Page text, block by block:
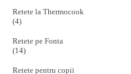
Retete la Thermocook
(4)
Retete pe Fonta
(14)
Retete pentru copii